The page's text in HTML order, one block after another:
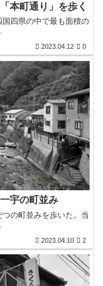
本町通り」を歩く
四県の中で最も面積の
2023.04.12 0
宇の町並み
の町並みを歩いた。当
2023.04.10 2